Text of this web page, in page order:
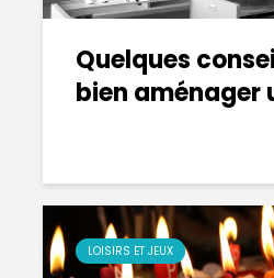
Quelques
bien aménager
LOISIRS ET JEUX